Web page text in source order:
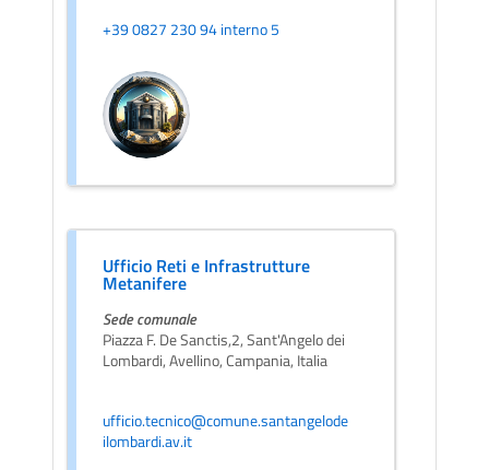
+39 0827 230 94 interno 5
Ufficio Reti e Infrastrutture
Metanifere
Sede comunale
Piazza F. De Sanctis,2, Sant'Angelo dei
Lombardi, Avellino, Campania, Italia
ufficio.tecnico@comune.santangelode
ilombardi.av.it